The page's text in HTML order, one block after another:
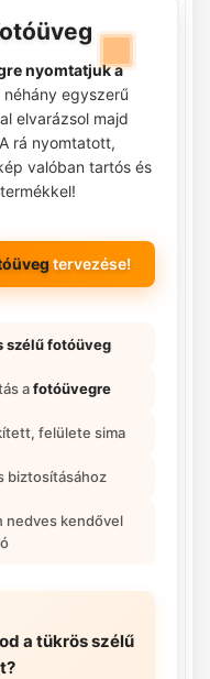
nyomtatjuk a
egyszerű
elvarázsol majd
rá nyomtatott,
valóban tartós és
tervezése!
szélű fotóüveg
afotóüvegre
felülete sima
biztosításához
nedves kendővel
a tükrös szélű
?